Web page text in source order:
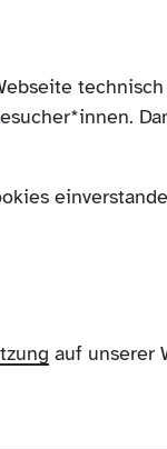
auf unserer